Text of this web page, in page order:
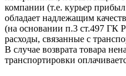
компании (т.е. курьер
обладает надлежащим
(на основании п.3 ст.497 ГК
расходы, связанные с
В случае возврата товара
транспортировки